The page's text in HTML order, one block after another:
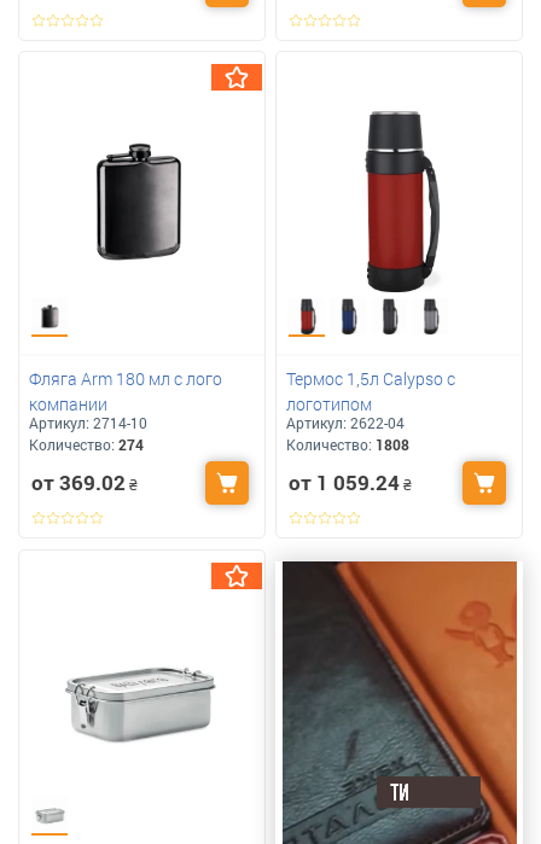
Фляга Arm 180 мл с лого
компании
Артикул: 2714-10
Количество: 274
от 369.02 ₴
Термос 1,5л Calypso с
логотипом
Артикул:2622-04
Количество: 1808
от 1 059.24₴